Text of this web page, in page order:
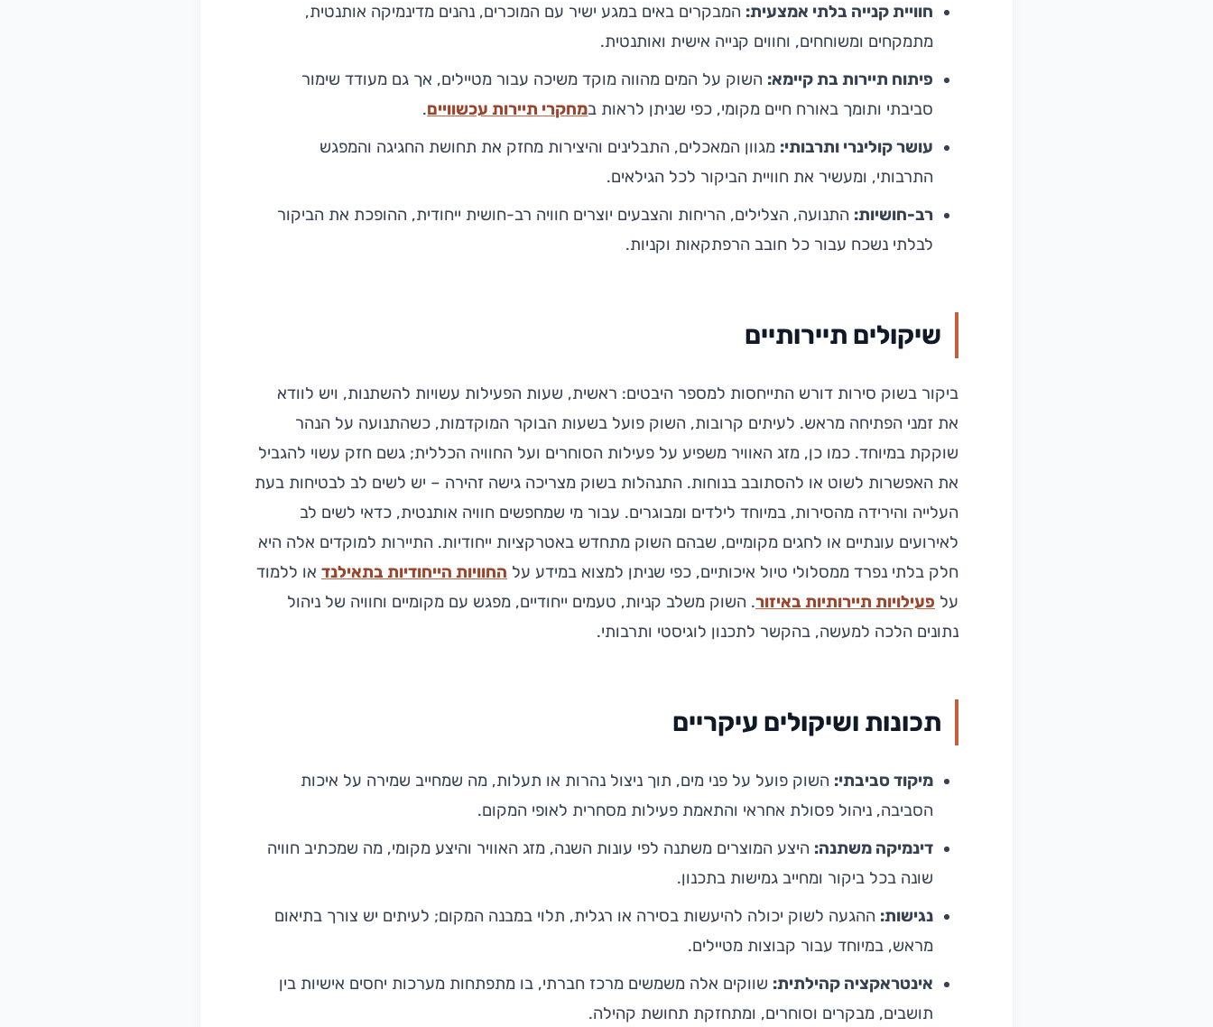
חוויית קנייה בלתי אמצעית: המבקרים באים במגע ישיר עם המוכרים, נהנים מדינמיקה אותנטית,
מתמקחים ומשוחחים, וחווים קנייה אישית ואותנטית.
פיתוח תיירות בת קיימא: השוק על המים מהווה מוקד משיכה עבור מטיילים, אך גם מעודד שימור
סביבתי ותומך באורח חיים מקומי, כפי שניתן לראות במחקרי תיירות עכשוויים.
עושר קולינרי ותרבותי: מגוון המאכלים, התבלינים והיצירות מחזק את תחושת החגיגה והמפגש
התרבותי, ומעשיר את חוויית הביקור לכל הגילאים.
רב-חושיות: התנועה, הצלילים, הריחות והצבעים יוצרים חוויה רב-חושית ייחודית, ההופכת את הביקור
לבלתי נשכח עבור כל חובב הרפתקאות וקניות.
שיקולים תיירותיים
ביקור בשוק סירות דורש התייחסות למספר היבטים: ראשית, שעות הפעילות עשויות להשתנות, ויש לוודא
את זמני הפתיחה מראש. לעיתים קרובות, השוק פועל בשעות הבוקר המוקדמות, כשהתנועה על הנהר
שוקקת במיוחד. כמו כן, מזג האוויר משפיע על פעילות הסוחרים ועל החוויה הכללית; גשם חזק עשוי להגביל
את האפשרות לשוט או להסתובב בנוחות. התנהלות בשוק מצריכה גישה זהירה – יש לשים לב לבטיחות בעת
העלייה והירידה מהסירות, במיוחד לילדים ומבוגרים. עבור מי שמחפשים חוויה אותנטית, כדאי לשים לב
לאירועים עונתיים או לחגים מקומיים, שבהם השוק מתחדש באטרקציות ייחודיות. התיירות למוקדים אלה היא
חלק בלתי נפרד ממסלולי טיול איכותיים, כפי שניתן למצוא במידע על החוויות הייחודיות בתאילנד או ללמוד
על פעילויות תיירותיות באיזור. השוק משלב קניות, טעמים ייחודיים, מפגש עם מקומיים וחוויה של ניהול
נתונים הלכה למעשה, בהקשר לתכנון לוגיסטי ותרבותי.
תכונות ושיקולים עיקריים
מיקוד סביבתי: השוק פועל על פני מים, תוך ניצול נהרות או תעלות, מה שמחייב שמירה על איכות
הסביבה, ניהול פסולת אחראי והתאמת פעילות מסחרית לאופי המקום.
דינמיקה משתנה: היצע המוצרים משתנה לפי עונות השנה, מזג האוויר והיצע מקומי, מה שמכתיב חוויה
שונה בכל ביקור ומחייב גמישות בתכנון.
נגישות: ההגעה לשוק יכולה להיעשות בסירה או רגלית, תלוי במבנה המקום; לעיתים יש צורך בתיאום
מראש, במיוחד עבור קבוצות מטיילים.
אינטראקציה קהילתית: שווקים אלה משמשים מרכז חברתי, בו מתפתחות מערכות יחסים אישיות בין
תושבים, מבקרים וסוחרים, ומתחזקת תחושת קהילה.